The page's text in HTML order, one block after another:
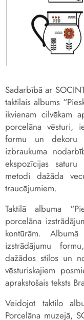
Sadarbībā ar
taktilais albums
ikvienam cilvēkam
porcelāna vēsturi,
formu un dekoru
izbraukuma
ekspozīcijas
metodi dažāda
traucējumiem.
Taktilā albuma
porcelāna
kontūrām.
izstrādājumu
dažādos stilos un
vēsturiskajiem
aprakstošais teksts
Veidojot taktilo
Porcelāna muzejā,